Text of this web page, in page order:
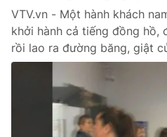
VTV.vn - Một hành khách
khởi hành cả tiếng đồng hồ,
rồi lao ra đường băng, giật